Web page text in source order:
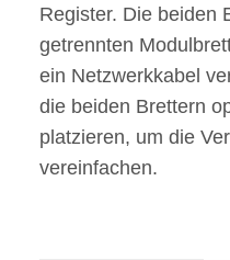
Register. Die beiden
getrennten
ein Netzwerkkabel
die beiden Brettern
platzieren, um die
vereinfachen.